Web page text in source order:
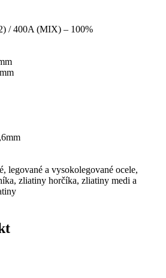
/ 400A (MIX) – 100%
legované a vysokolegované ocele,
zliatiny horčíka, zliatiny medi a